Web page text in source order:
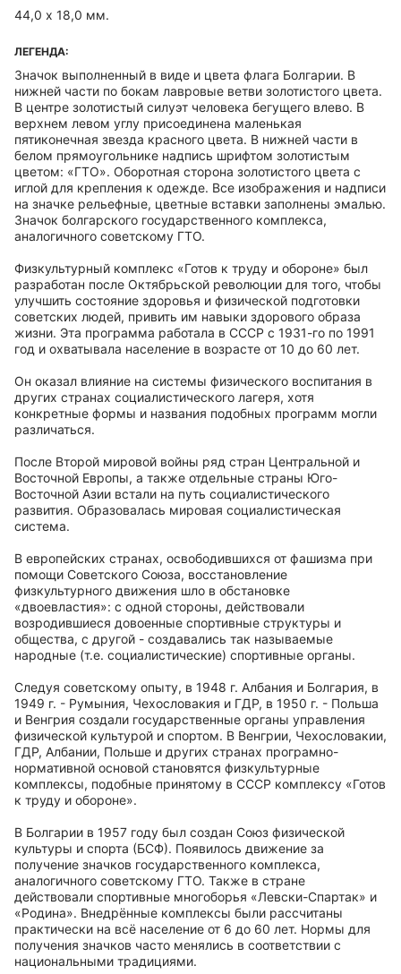
44,0 х 18,0 мм.
ЛЕГЕНДА:
Значок выполненный в виде и цвета флага Болгарии. В
нижней части по бокам лавровые ветви золотистого цвета.
В центре золотистый силуэт человека бегущего влево. В
верхнем левом углу присоединена маленькая
пятиконечная звезда красного цвета. В нижней части в
белом прямоугольнике надпись шрифтом золотистым
цветом: «ГТО». Оборотная сторона золотистого цвета с
иглой для крепления к одежде. Все изображения и надписи
на значке рельефные, цветные вставки заполнены эмалью.
Значок болгарского государственного комплекса,
аналогичного советскому ГТО.
Физкультурный комплекс «Готов к труду и обороне» был
разработан после Октябрьской революции для того, чтобы
улучшить состояние здоровья и физической подготовки
советских людей, привить им навыки здорового образа
жизни. Эта программа работала в СССР с 1931-го по 1991
год и охватывала население в возрасте от 10 до 60 лет.
Он оказал влияние на системы физического воспитания в
других странах социалистического лагеря, хотя
конкретные формы и названия подобных программ могли
различаться.
После Второй мировой войны ряд стран Центральной и
Восточной Европы, а также отдельные страны Юго-
Восточной Азии встали на путь социалистического
развития. Образовалась мировая социалистическая
система.
В европейских странах, освободившихся от фашизма при
помощи Советского Союза, восстановление
физкультурного движения шло в обстановке
«двоевластия»: с одной стороны, действовали
возродившиеся довоенные спортивные структуры и
общества, с другой - создавались так называемые
народные (т.е. социалистические) спортивные органы.
Следуя советскому опыту, в 1948 г. Албания и Болгария, в
1949 г. - Румыния, Чехословакия и ГДР, в 1950 г. - Польша
и Венгрия создали государственные органы управления
физической культурой и спортом. В Венгрии, Чехословакии,
ГДР, Албании, Польше и других странах програмно-
нормативной основой становятся физкультурные
комплексы, подобные принятому в СССР комплексу «Готов
к труду и обороне».
В Болгарии в 1957 году был создан Союз физической
культуры и спорта (БСФ). Появилось движение за
получение значков государственного комплекса,
аналогичного советскому ГТО. Также в стране
действовали спортивные многоборья «Левски-Спартак» и
«Родина». Внедрённые комплексы были рассчитаны
практически на всё население от 6 до 60 лет. Нормы для
получения значков часто менялись в соответствии с
национальными традициями.